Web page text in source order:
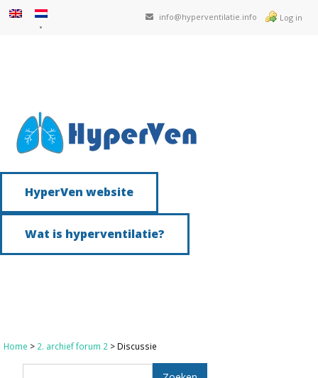
info@hyperventilatie.info Log in
HyperVen website
Wat is hyperventilatie?
Home > 2. archief forum 2 > Discussie